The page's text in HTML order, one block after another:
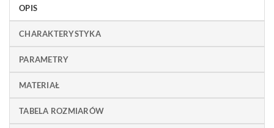
OPIS
CHARAKTERYSTYKA
PARAMETRY
MATERIAŁ
TABELA ROZMIARÓW